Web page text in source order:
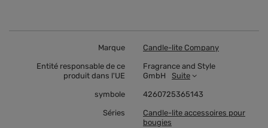
Marque Candle-lite Company
Entité responsable de ce
produit dans l'UE
Fragrance and Style
GmbH
Suite
symbole 4260725365143
Séries
Candle-lite accessoires pour
bougies